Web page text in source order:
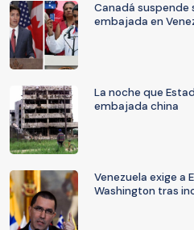
Canadá suspende
embajada en
La noche que
embajada china
Venezuela exige a
Washington tras